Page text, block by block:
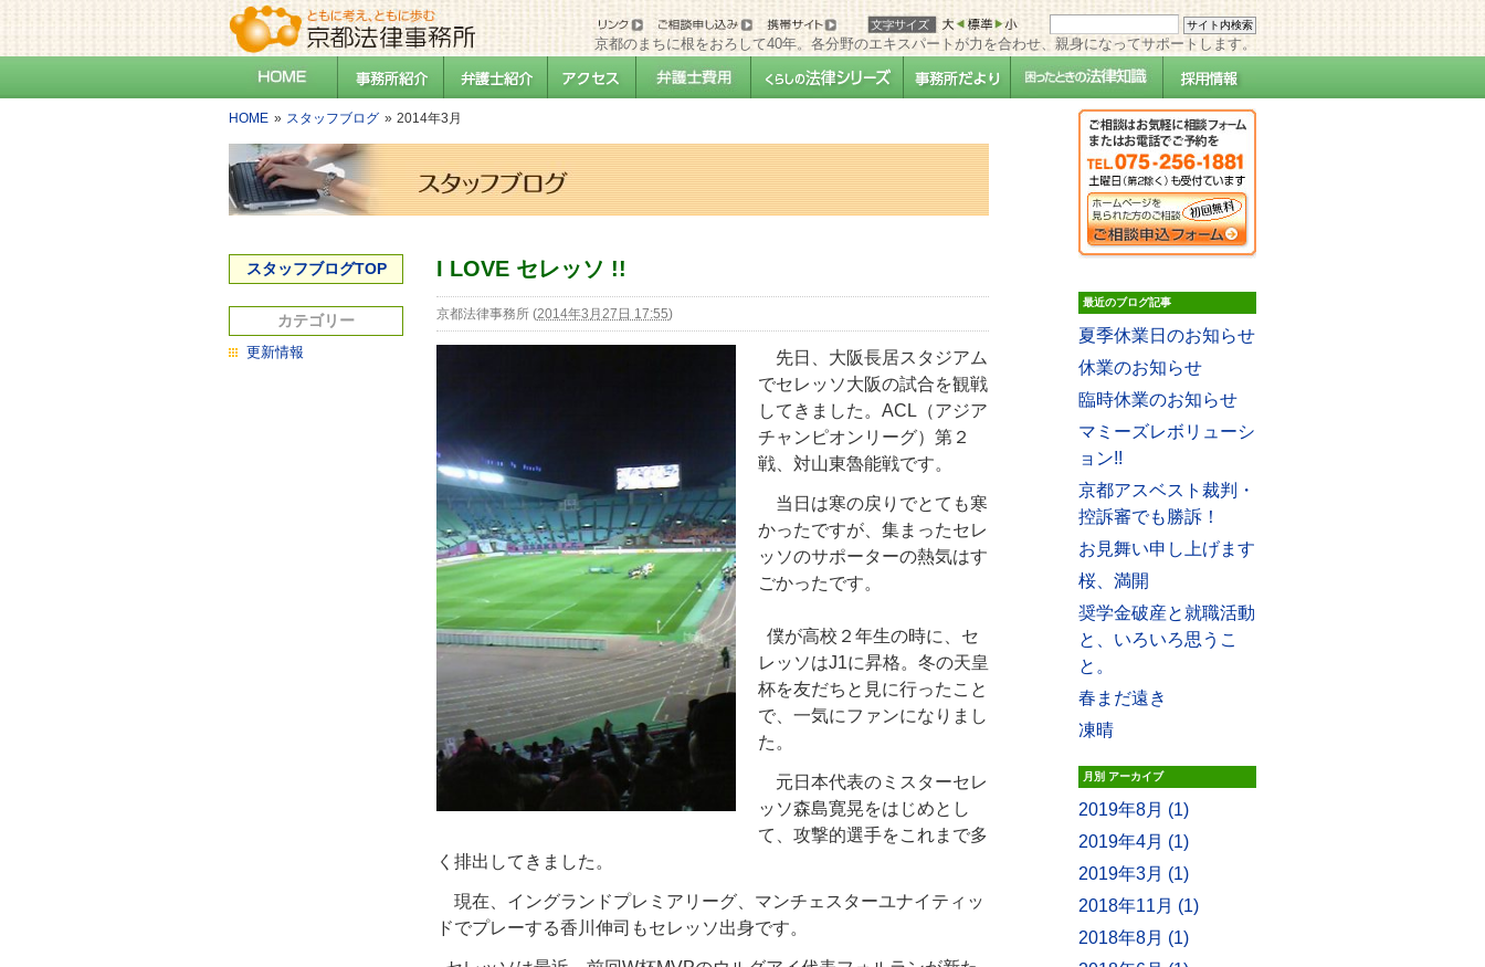
京都のまちに根をおろして40年。各分野のエキスパートが力を合わせ、親身になってサポートします。
HOME スタッフブログ 2014年3月
I LOVE セレッソ !!
京都法律事務所 (2014年3月27日 17:55)
先日、大阪長居スタジアム
でセレッソ大阪の試合を観戦
してきました。ACL（アジア
チャンピオンリーグ）第２
戦、対山東魯能戦です。
当日は寒の戻りでとても寒
かったですが、集まったセレ
ッソのサポーターの熱気はす
ごかったです。
僕が高校２年生の時に、セ
レッソはJ1に昇格。冬の天皇
杯を友だちと見に行ったこと
で、一気にファンになりまし
た。
元日本代表のミスターセレ
ッソ森島寛晃をはじめとし
て、攻撃的選手をこれまで多
く排出してきました。
現在、イングランドプレミアリーグ、マンチェスターユナイティッ
ドでプレーする香川伸司もセレッソ出身です。
スタッフブログTOP
カテゴリー
更新情報
最近のブログ記事
夏季休業日のお知らせ
休業のお知らせ
臨時休業のお知らせ
マミーズレボリューシ
ョン!!
京都アスベスト裁判・
控訴審でも勝訴！
お見舞い申し上げます
桜、満開
奨学金破産と就職活動
と、いろいろ思うこ
と。
春まだ遠き
凍晴
月別 アーカイブ
2019年8月 (1)
2019年4月 (1)
2019年3月 (1)
2018年11月 (1)
2018年8月 (1)